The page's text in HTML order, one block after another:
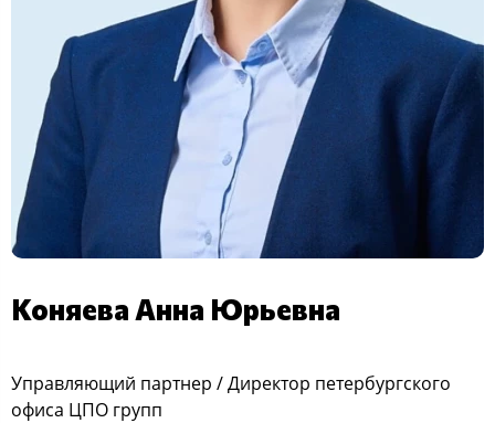
Коняева Анна Юрьевна
Управляющий партнер / Директор петербургского
офиса ЦПО групп